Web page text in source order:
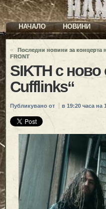
НАЧАЛО НОВИНИ
«
Последни новини за концерта
FRONT
SIKTH с
Cufflinks“
Публикувано от в 19:20 часа на